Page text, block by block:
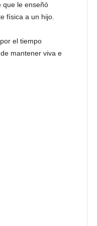
que le enseñó
física a un hijo.
el tiempo
mantener viva e